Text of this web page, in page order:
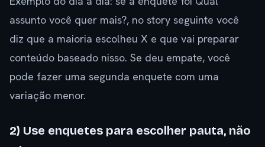
assunto você quer mais?, no story seguinte você
diz que a maioria escolheu X e que vai preparar
conteúdo baseado nisso. Se deu empate, você
pode fazer uma segunda enquete com uma
variação menor.
2) Use enquetes para escolher pauta, não